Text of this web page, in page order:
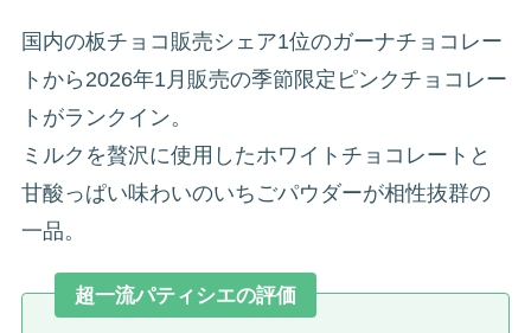
国内の板チョコ販売シェア1位のガーナチョコレー
トから2026年1月販売の季節限定ピンクチョコレー
トがランクイン。
ミルクを贅沢に使用したホワイトチョコレートと
甘酸っぱい味わいのいちごパウダーが相性抜群の
一品。
超一流パティシエの評価